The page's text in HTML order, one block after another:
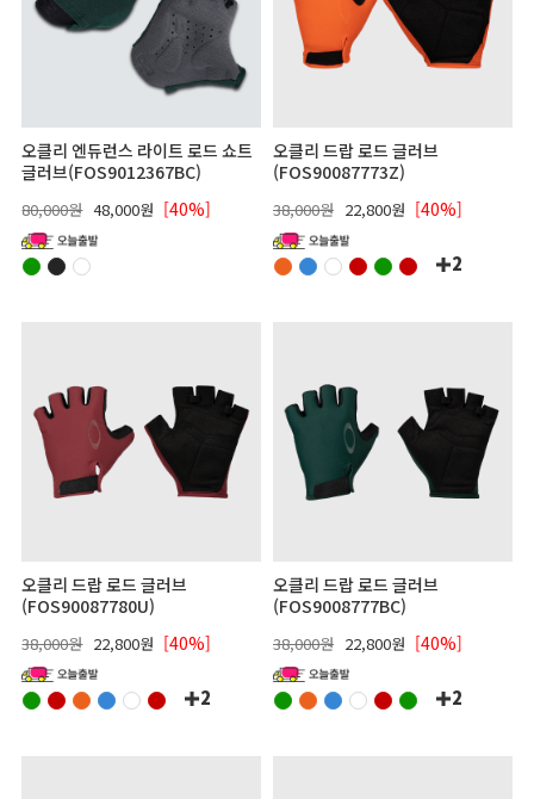
오클리 엔듀런스 라이트 로드 쇼트
글러브(FOS9012367BC)
80,000원 48,000원 [40%]
오클리 드랍 로드 글러브
(FOS90087773Z)
38,000원 22,800원 [40%]
2
오클리 드랍 로드 글러브
(FOS90087780U)
38,000원 22,800원 [40%]
2
오클리 드랍 로드 글러브
(FOS9008777BC)
38,000원 22,800원 [40%]
2